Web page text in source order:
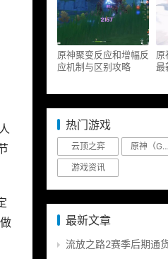
原神聚变反应和增幅反
应机制与区别攻略
原
最
热门游戏
云顶之弈 原神（Genshin Impact）
游戏资讯
最新文章
流放之路2赛季后期通